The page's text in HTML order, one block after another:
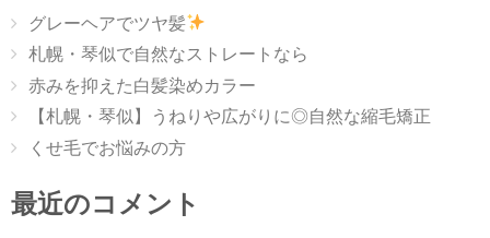
グレーヘアでツヤ髪
札幌・琴似で自然なストレートなら
赤みを抑えた白髪染めカラー
【札幌・琴似】うねりや広がりに◎自然な縮毛矯正
くせ毛でお悩みの方
最近のコメント